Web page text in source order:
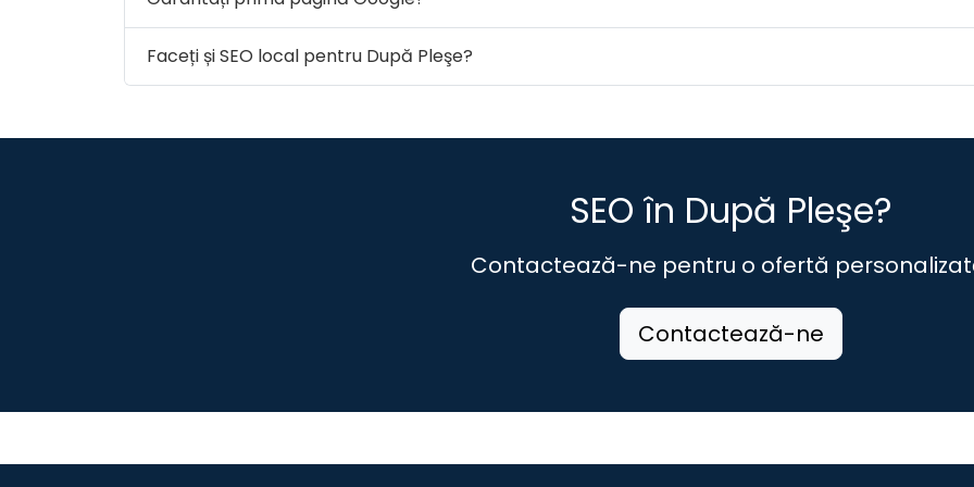
Faceți și SEO local pentru După Pleşe?
SEO în După Pleşe?
Contactează-ne pentru o ofertă
Contactează-ne